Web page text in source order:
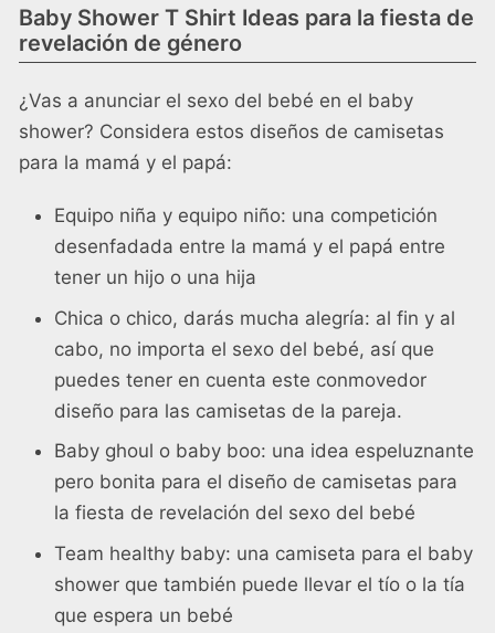
Baby Shower T Shirt Ideas para la fiesta de
revelación de género
¿Vas a anunciar el sexo del bebé en el baby
shower? Considera estos diseños de camisetas
para la mamá y el papá:
Equipo niña y equipo niño: una competición
desenfadada entre la mamá y el papá entre
tener un hijo o una hija
Chica o chico, darás mucha alegría: al fin y al
cabo, no importa el sexo del bebé, así que
puedes tener en cuenta este conmovedor
diseño para las camisetas de la pareja.
Baby ghoul o baby boo: una idea espeluznante
pero bonita para el diseño de camisetas para
la fiesta de revelación del sexo del bebé
Team healthy baby: una camiseta para el baby
shower que también puede llevar el tío o la tía
que espera un bebé